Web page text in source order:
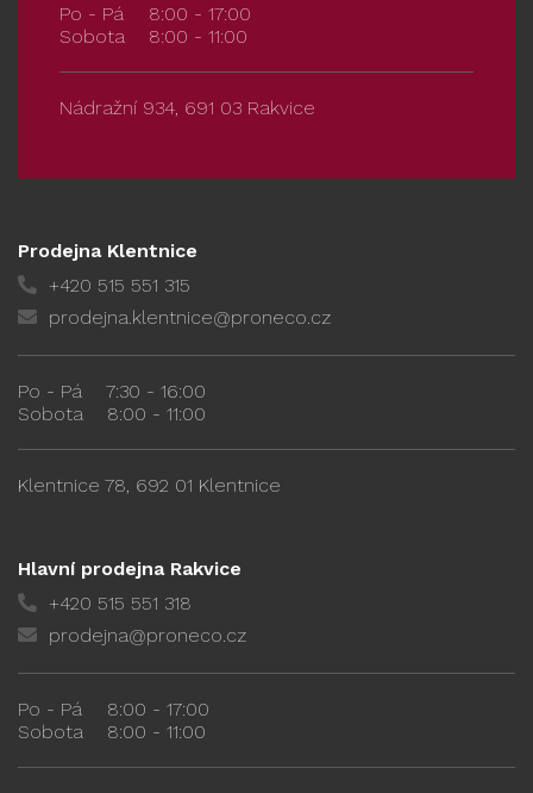
Po - Pá
8:00 - 17:00
Sobota
8:00 - 11:00
Nádražní 934, 691 03 Rakvice
Prodejna Klentnice
+420 515 551 315
prodejna.klentnice@proneco.cz
Po - Pá
7:30 - 16:00
Sobota
8:00 - 11:00
Klentnice 78, 692 01 Klentnice
Hlavní prodejna Rakvice
+420 515 551 318
prodejna@proneco.cz
Po - Pá
8:00 - 17:00
Sobota
8:00 - 11:00